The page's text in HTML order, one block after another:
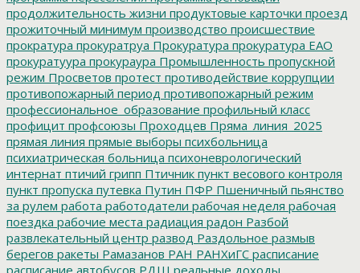
продолжительность жизни продуктовые карточки проезд
прожиточный минимум производство происшествие
прократура прокуратруа Прокуратура прокуратура ЕАО
прокуратуура прокураура Промышленность пропускной
режим Просветов протест противодействие коррупции
противопожарный период противопожарный режим
профессиональное_образование профильный класс
профицит профсоюзы Проходцев Пряма_линия_2025
прямая линия прямые выборы психбольница
психиатрическая больница психоневрологический
интернат птичий грипп Птичник пункт весового контроля
пункт пропуска путевка Путин ПФР Пшеничный пьянство
за рулем работа работодатели рабочая неделя рабочая
поездка рабочие места радиация радон Разбой
развлекательный центр развод Раздольное размыв
берегов ракеты Рамазанов РАН РАНХиГС расписание
расписание автобусов РДШ реальные доходы